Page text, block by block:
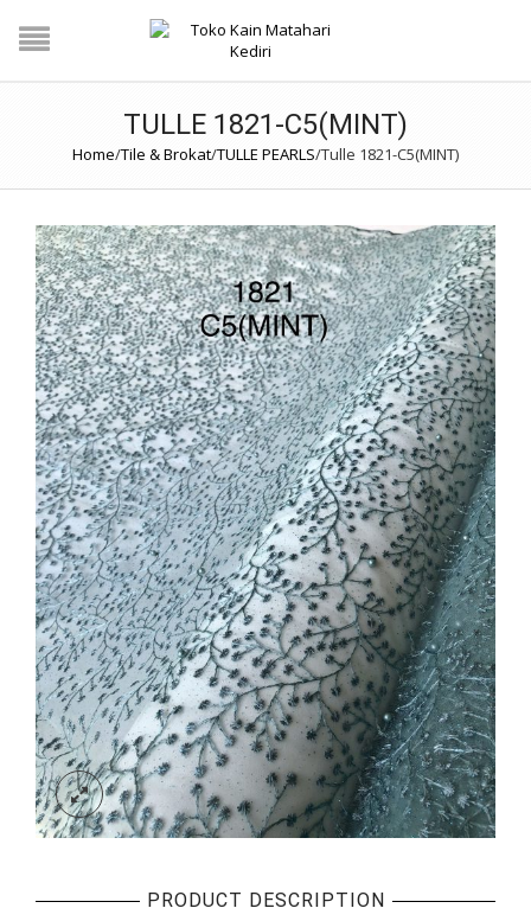
TULLE 1821-C5(MINT)
Home/Tile & Brokat/TULLE PEARLS/Tulle 1821-C5(MINT)
PRODUCT DESCRIPTION